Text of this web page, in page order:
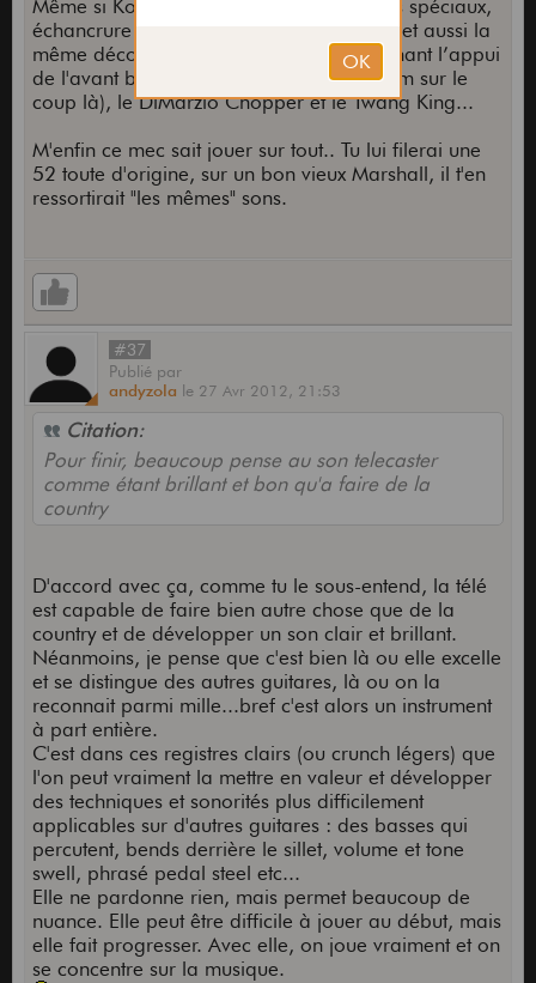
Même si Kotzen joue sur des modèles très spéciaux,
échancrure au dos comme sur les deluxe et aussi la
même découpe que sur les strato concernant l’appui
de l'avant bras droit (j'ai pas trouvé le nom sur le
coup là), le DiMarzio Chopper et le Twang King...
M'enfin ce mec sait jouer sur tout.. Tu lui filerai une
52 toute d'origine, sur un bon vieux Marshall, il t'en
ressortirait "les mêmes" sons.
#37
Publié par
andyzola le 27 Avr 2012, 21:53
Citation:
Pour finir, beaucoup pense au son telecaster
comme étant brillant et bon qu'a faire de la
country
D'accord avec ça, comme tu le sous-entend, la télé
est capable de faire bien autre chose que de la
country et de développer un son clair et brillant.
Néanmoins, je pense que c'est bien là ou elle excelle
et se distingue des autres guitares, là ou on la
reconnait parmi mille...bref c'est alors un instrument
à part entière.
C'est dans ces registres clairs (ou crunch légers) que
l'on peut vraiment la mettre en valeur et développer
des techniques et sonorités plus difficilement
applicables sur d'autres guitares : des basses qui
percutent, bends derrière le sillet, volume et tone
swell, phrasé pedal steel etc...
Elle ne pardonne rien, mais permet beaucoup de
nuance. Elle peut être difficile à jouer au début, mais
elle fait progresser. Avec elle, on joue vraiment et on
se concentre sur la musique.